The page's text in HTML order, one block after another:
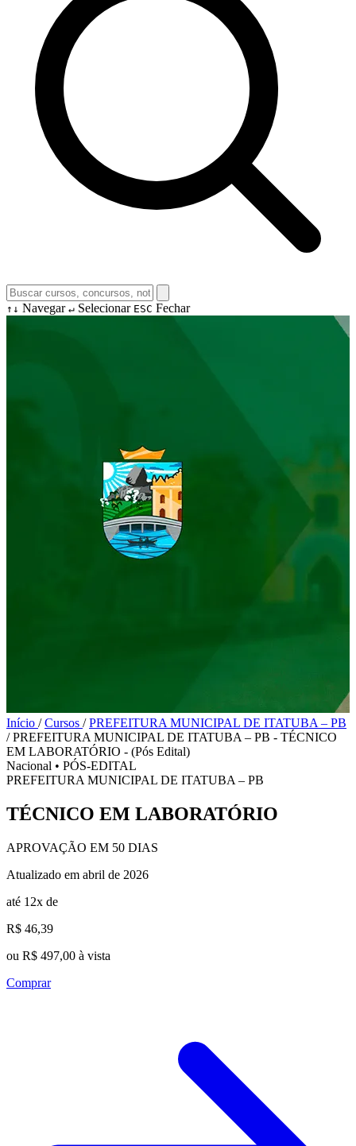
↑↓ Navegar ↵ Selecionar ESC Fechar
Início / Cursos / PREFEITURA MUNICIPAL DE ITATUBA – PB
/ PREFEITURA MUNICIPAL DE ITATUBA – PB - TÉCNICO
EM LABORATÓRIO - (Pós Edital)
Nacional • PÓS-EDITAL
PREFEITURA MUNICIPAL DE ITATUBA – PB
TÉCNICO EM LABORATÓRIO
APROVAÇÃO EM 50 DIAS
Atualizado em abril de 2026
até 12x de
R$ 46,39
ou R$ 497,00 à vista
Comprar